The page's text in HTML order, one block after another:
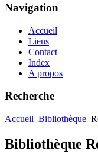
Navigation
Accueil
Liens
Contact
Index
A propos
Recherche
Accueil Bibliothèque
Bibliothèque